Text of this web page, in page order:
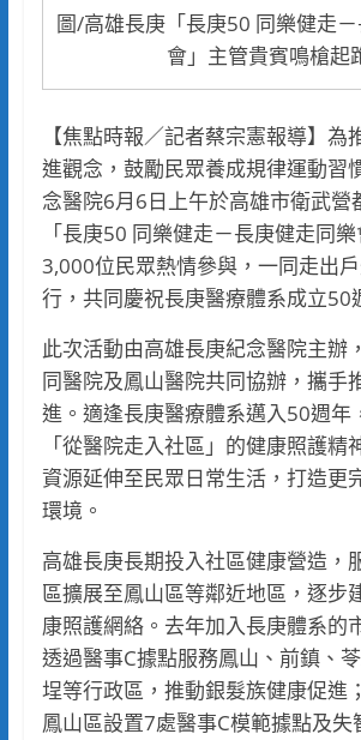
圖/高雄長庚「長庚50 同樂健走
會」主管貴賓鳴槍起
【焦點時報／記者蔡宗憲報導】為
進觀念，鼓勵民眾養成規律運動習
念醫院6月6日上午於高雄市衛武營
「長庚50 同樂健走－長庚健走同
3,000位民眾熱情參與，一同走出
行，共同慶祝長庚醫療體系成立50
此次活動由高雄長庚紀念醫院主辦
同醫院及鳳山醫院共同協辦，攜手
進。適逢長庚醫療體系邁入50週年
「從醫院走入社區」的健康照護精
資源延伸至民眾日常生活，打造更
環境。
高雄長庚長期投入社區健康營造，
區擴展至鳳山區等鄰近地區，逐步
康照護網絡。去年加入長庚體系的
透過醫事C據點服務鳳山、前鎮、
埕等行政區，推動銀髮族健康促進
鳳山區設置7處醫事C模範據點及失